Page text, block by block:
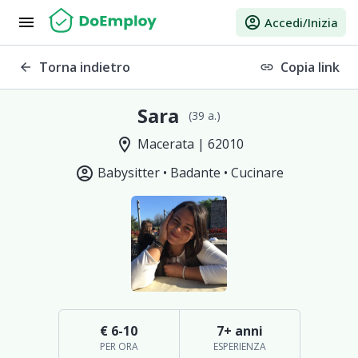
menu account_circle Accedi/Inizia
arrow_back Torna indietro link Copia link
Sara (39 a.)
location_on Macerata | 62010
account_circle Babysitter • Badante • Cucinare
€ 6-10
PER ORA
7+ anni
ESPERIENZA